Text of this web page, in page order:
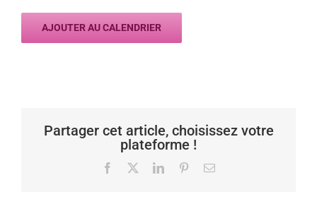
AJOUTER AU CALENDRIER
Partager cet article, choisissez votre
plateforme !
Facebook LinkedInPinterestEmail